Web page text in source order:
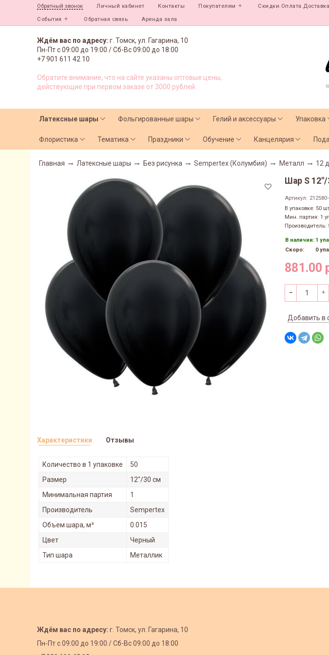
Обратный звонок Личный кабинет Контакты Покупателям Скидки.Оплата.Доставка
События Обратная связь Аренда зала
Ждём вас по адресу: г. Томск, ул. Гагарина, 10
Пн-Пт с09:00 до 19:00 /Сб-Вс 09:00 до 18:00
+7 901 611 42 10
Обратите внимание, что на сайте указаны оптовые цены,
действующие при первом заказе от 3000 рублей.
Латексные шары Фольгированные шары Гелий и аксессуары Упаковка
Флористика Тематика Праздники Обучение Канцелярия
Главная Латексные шары Без рисунка Sempertex (Колумбия) Металл 12
Шар S
Артикул:
В упаковке: 50
Мин. партия: 1
Производитель:
В наличии: 1
Скоро:
0
881.00
Добавить в
Характеристики
Количество в 1 упаковке
50
Размер
12"/30 см
Минимальная партия
1
Производитель
Sempertex
Объем шара, м³
0.015
Цвет
Черный
Тип шара
Металлик
Отзывы
Ждём вас по адресу: г. Томск, ул. Гагарина, 10
Пн-Пт с09:00 до 19:00 /Сб-Вс 09:00 до 18:00